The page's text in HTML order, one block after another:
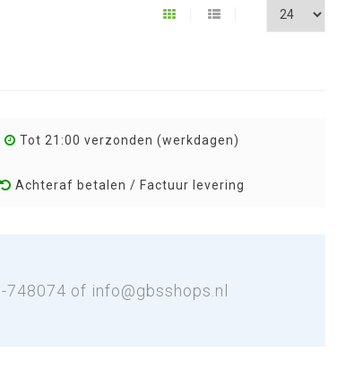
Tot 21:00 verzonden (werkdagen)
Achteraf betalen / Factuur levering
748074 of info@gbsshops.nl